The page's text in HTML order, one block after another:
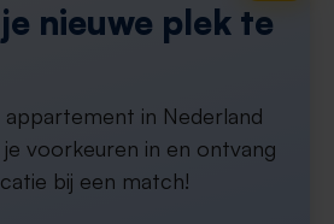
nieuwe plek te
appartement in Nederland
je voorkeuren in en ontvang
bij een match!